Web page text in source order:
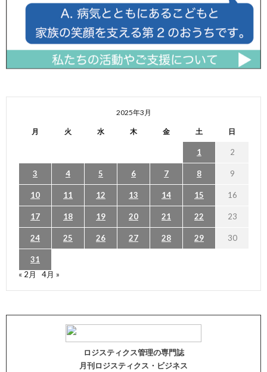
2025年3月
月 火 水 木 金 土 日
1 2
3 4 5 6 7 8 9
10 11 12 13 14 15 16
17 18 19 20 21 22 23
24 25 26 27 28 29 30
31
« 2月
4月 »
ロジスティクス管理の専門誌
月刊ロジスティクス・ビジネス